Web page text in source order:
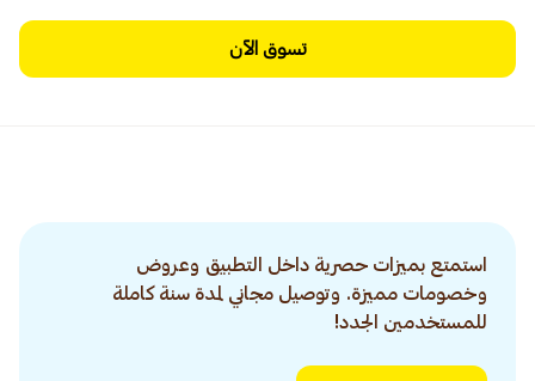
تسوق الآن
استمتع بميزات حصرية داخل التطبيق وعروض
وخصومات مميزة. وتوصيل مجاني لمدة سنة كاملة
للمستخدمين الجدد!